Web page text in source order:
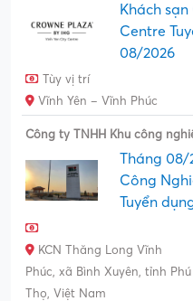
Khách
Centre
08/2026
Tùy vị trí
Vĩnh Yên – Vĩnh Phúc
Công ty TNHH Khu công
Tháng 08/
Công
Tuyển
KCN Thăng Long Vĩnh
Phúc, xã Bình Xuyên, tỉnh Phú
Thọ, Việt Nam